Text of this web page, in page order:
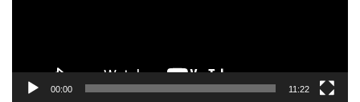
00:00 11:22